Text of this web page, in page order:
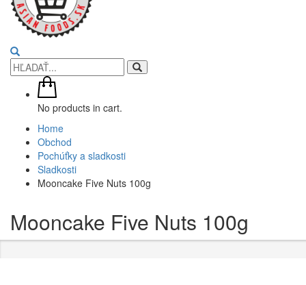
No products in cart.
Home
Obchod
Pochúťky a sladkosti
Sladkosti
Mooncake Five Nuts 100g
Mooncake Five Nuts 100g